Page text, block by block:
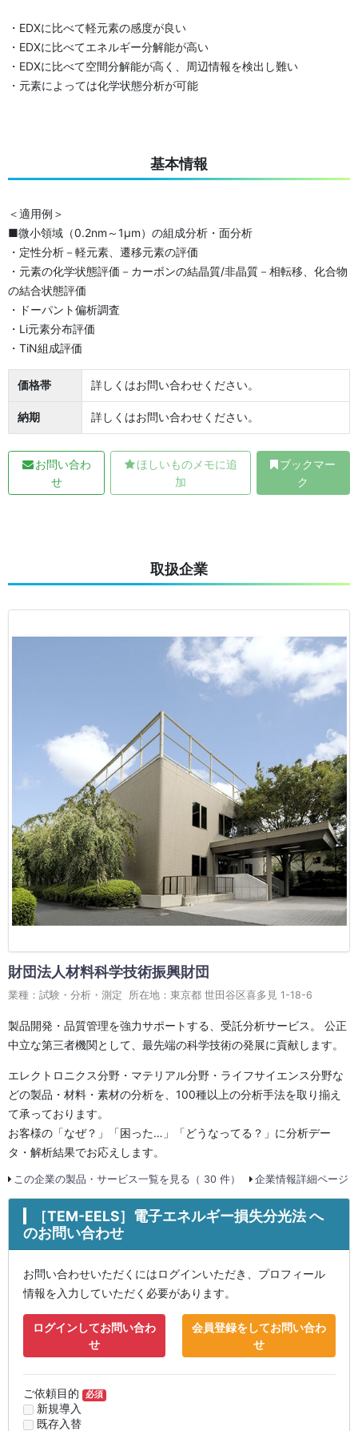
・EDXに比べて軽元素の感度が良い
・EDXに比べてエネルギー分解能が高い
・EDXに比べて空間分解能が高く、周辺情報を検出し難い
・元素によっては化学状態分析が可能
基本情報
＜適用例＞
■微小領域（0.2nm～1μm）の組成分析・面分析
・定性分析－軽元素、遷移元素の評価
・元素の化学状態評価－カーボンの結晶質/非晶質－相転移、化合物
の結合状態評価
・ドーパント偏析調査
・Li元素分布評価
・TiN組成評価
価格帯 詳しくはお問い合わせください。
納期 詳しくはお問い合わせください。
お問い合わ
せ
ほしいものメモに追
加
ブックマー
ク
取扱企業
財団法人材料科学技術振興財団
業種：試験・分析・測定 所在地：東京都 世田谷区喜多見 1-18-6
製品開発・品質管理を強力サポートする、受託分析サービス。 公正
中立な第三者機関として、最先端の科学技術の発展に貢献します。
エレクトロニクス分野・マテリアル分野・ライフサイエンス分野な
どの製品・材料・素材の分析を、100種以上の分析手法を取り揃え
て承っております。
お客様の「なぜ？」「困った…」「どうなってる？」に分析デー
タ・解析結果でお応えします。
この企業の製品・サービス一覧を見る（ 30 件） 企業情報詳細ページ
［TEM-EELS］電子エネルギー損失分光法 へ
のお問い合わせ
お問い合わせいただくにはログインいただき、プロフィール
情報を入力していただく必要があります。
ログインしてお問い合わ
せ
会員登録をしてお問い合わ
せ
ご依頼目的 必須
新規導入
既存入替